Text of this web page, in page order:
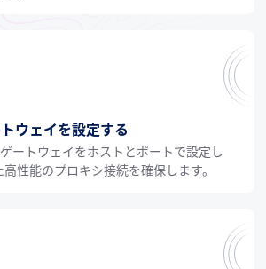
ウェイを設定する
ートウェイをホストとポートで設定し
性能のプロキシ接続を確保します。